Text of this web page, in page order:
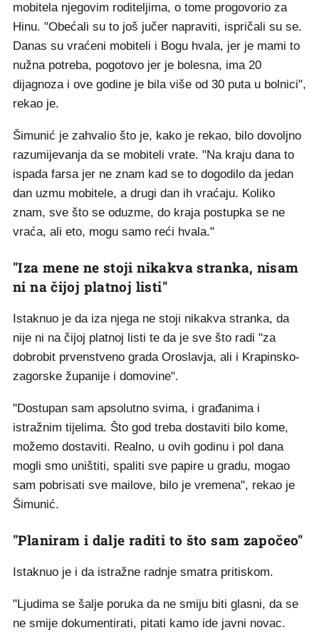
mobitela njegovim roditeljima, o tome progovorio za
Hinu. "Obećali su to još jučer napraviti, ispričali su se.
Danas su vraćeni mobiteli i Bogu hvala, jer je mami to
nužna potreba, pogotovo jer je bolesna, ima 20
dijagnoza i ove godine je bila više od 30 puta u bolnici",
rekao je.
Šimunić je zahvalio što je, kako je rekao, bilo dovoljno
razumijevanja da se mobiteli vrate. "Na kraju dana to
ispada farsa jer ne znam kad se to dogodilo da jedan
dan uzmu mobitele, a drugi dan ih vraćaju. Koliko
znam, sve što se oduzme, do kraja postupka se ne
vraća, ali eto, mogu samo reći hvala."
"Iza mene ne stoji nikakva stranka, nisam
ni na čijoj platnoj listi"
Istaknuo je da iza njega ne stoji nikakva stranka, da
nije ni na čijoj platnoj listi te da je sve što radi "za
dobrobit prvenstveno grada Oroslavja, ali i Krapinsko-
zagorske županije i domovine".
"Dostupan sam apsolutno svima, i građanima i
istražnim tijelima. Što god treba dostaviti bilo kome,
možemo dostaviti. Realno, u ovih godinu i pol dana
mogli smo uništiti, spaliti sve papire u gradu, mogao
sam pobrisati sve mailove, bilo je vremena", rekao je
Šimunić.
"Planiram i dalje raditi to što sam započeo"
Istaknuo je i da istražne radnje smatra pritiskom.
"Ljudima se šalje poruka da ne smiju biti glasni, da se
ne smije dokumentirati, pitati kamo ide javni novac.